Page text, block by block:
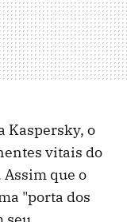
Kaspersky, o
vitais do
Assim que o
"porta dos